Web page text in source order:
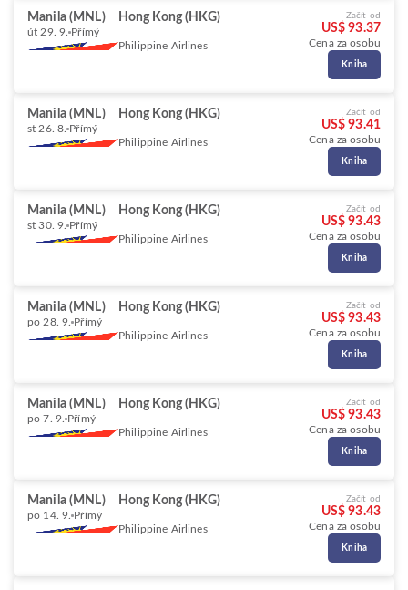
Manila (MNL) Hong Kong (HKG)
út 29. 9. Přímý
Philippine Airlines
Začít od
US$ 93.37
Cena za osobu
Kniha
Manila (MNL) Hong Kong (HKG)
st 26. 8. Přímý
Philippine Airlines
Začít od
US$ 93.41
Cena za osobu
Kniha
Manila (MNL) Hong Kong (HKG)
st 30. 9. Přímý
Philippine Airlines
Začít od
US$ 93.43
Cena za osobu
Kniha
Manila (MNL) Hong Kong (HKG)
po 28. 9. Přímý
Philippine Airlines
Začít od
US$ 93.43
Cena za osobu
Kniha
Manila (MNL) Hong Kong (HKG)
po 7. 9. Přímý
Philippine Airlines
Začít od
US$ 93.43
Cena za osobu
Kniha
Manila (MNL) Hong Kong (HKG)
po 14. 9. Přímý
Philippine Airlines
Začít od
US$ 93.43
Cena za osobu
Kniha